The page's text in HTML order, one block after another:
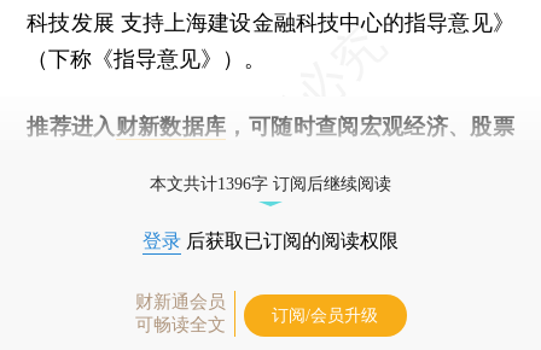
科技发展 支持上海建设金融科技中心的指导意见》
（下称《指导意见》）。
推荐进入 财新数据库 ，可随时查阅宏观经济、股票
本文共计1396字 订阅后继续阅读
登录 后获取已订阅的阅读权限
财新通会员
可畅读全文
订阅/会员升级